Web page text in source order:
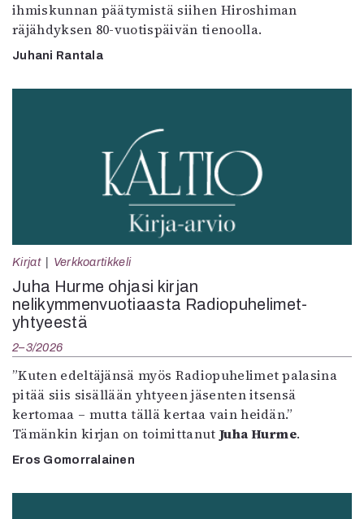
ihmiskunnan päätymistä siihen Hiroshiman
räjähdyksen 80-vuotispäivän tienoolla.
Juhani Rantala
Kirjat Verkkoartikkeli
Juha Hurme ohjasi kirjan
nelikymmenvuotiaasta Radiopuhelimet-
yhtyeestä
2–3/2026
”Kuten edeltäjänsä myös Radiopuhelimet palasina
pitää siis sisällään yhtyeen jäsenten itsensä
kertomaa – mutta tällä kertaa vain heidän.”
Tämänkin kirjan on toimittanut Juha Hurme.
Eros Gomorralainen